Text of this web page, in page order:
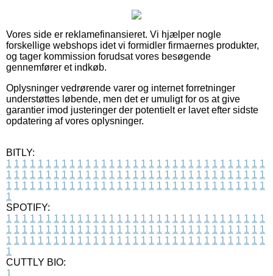
Vores side er reklamefinansieret. Vi hjælper nogle
forskellige webshops idet vi formidler firmaernes produkter,
og tager kommission forudsat vores besøgende
gennemfører et indkøb.
Oplysninger vedrørende varer og internet forretninger
understøttes løbende, men det er umuligt for os at give
garantier imod justeringer der potentielt er lavet efter sidste
opdatering af vores oplysninger.
BITLY:
1 1 1 1 1 1 1 1 1 1 1 1 1 1 1 1 1 1 1 1 1 1 1 1 1 1 1 1 1 1 1 1 1
1 1 1 1 1 1 1 1 1 1 1 1 1 1 1 1 1 1 1 1 1 1 1 1 1 1 1 1 1 1 1 1 1
1 1 1 1 1 1 1 1 1 1 1 1 1 1 1 1 1 1 1 1 1 1 1 1 1 1 1 1 1 1 1 1 1
1
SPOTIFY:
1 1 1 1 1 1 1 1 1 1 1 1 1 1 1 1 1 1 1 1 1 1 1 1 1 1 1 1 1 1 1 1 1
1 1 1 1 1 1 1 1 1 1 1 1 1 1 1 1 1 1 1 1 1 1 1 1 1 1 1 1 1 1 1 1 1
1 1 1 1 1 1 1 1 1 1 1 1 1 1 1 1 1 1 1 1 1 1 1 1 1 1 1 1 1 1 1 1 1
1
CUTTLY BIO:
1